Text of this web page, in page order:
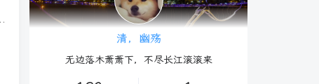
清，幽殇
无边落木萧萧下，不尽长江滚滚来